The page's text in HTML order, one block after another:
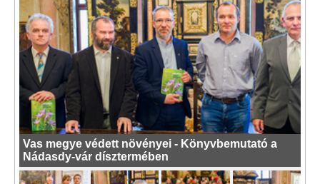
Vas megye védett növényei - Könyvbemutató a
Nádasdy-vár dísztermében